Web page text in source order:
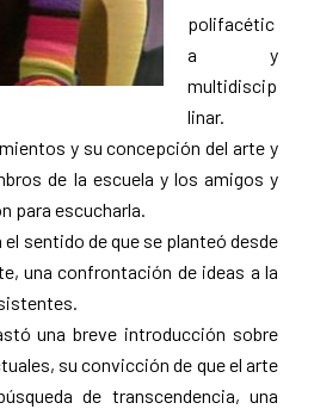
polifacétic
a y
multidiscip
linar.
y su concepción del arte y
de la escuela y los amigos y
para escucharla.
sentido de que se planteó desde
una confrontación de ideas a la
una breve introducción sobre
su convicción de que el arte
de transcendencia, una